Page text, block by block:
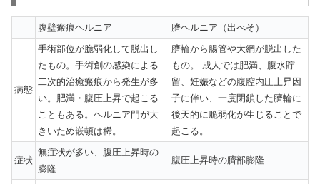
腹壁瘢痕ヘルニア 臍ヘルニア（出べそ）
病態
手術部位が脆弱化して脱出し
たもの。手術創の感染による
二次的治癒瘢痕から発生が多
い。肥満・腹圧上昇で起こる
こともある。ヘルニア門が大
きいため嵌頓は稀。
臍輪から腸管や大網が脱出した
もの。 成人では肥満、腹水貯
留、妊娠などの腹腔内圧上昇因
子に伴い、一度閉鎖した臍輪に
後天的に脆弱化が生じることで
起こる。
症状
無症状が多い、腹圧上昇時の
膨隆
腹圧上昇時の臍部膨隆